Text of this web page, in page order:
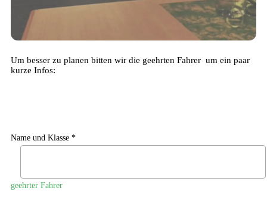
Um besser zu planen bitten wir die geehrten Fahrer um ein paar
kurze Infos:
Name und Klasse *
geehrter Fahrer